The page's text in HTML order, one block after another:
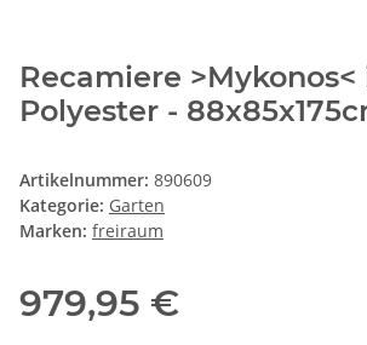
Recamiere >Mykonos<
Polyester -
Artikelnummer: 890609
Kategorie: Garten
Marken: freiraum
979,95 €